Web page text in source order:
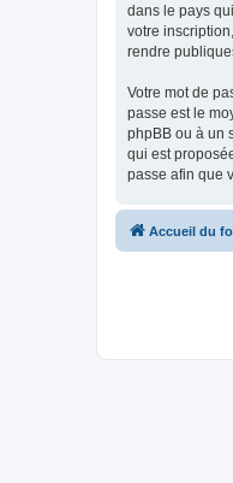
dans le pays
votre
rendre
Votre mot de
passe est le
phpBB ou à un
qui est
passe afin que
Accueil du